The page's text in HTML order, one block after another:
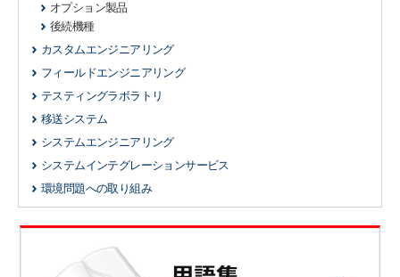
オプション製品
後続機種
カスタムエンジニアリング
フィールドエンジニアリング
テスティングラボラトリ
移送システム
システムエンジニアリング
システムインテグレーションサービス
環境問題への取り組み